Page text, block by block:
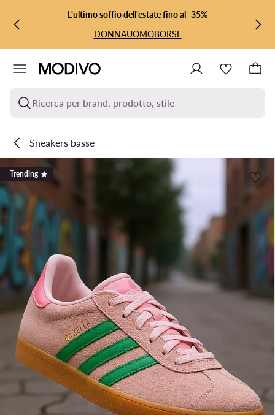
VAI AL CONTENUTO PRINCIPALE
VAI ALLA RICERCAL'ultimo soffio dell'estate fino al -35%
DONNAUOMOBORSE
Ricerca per brand, prodotto, stile
Sneakers basse
Trending